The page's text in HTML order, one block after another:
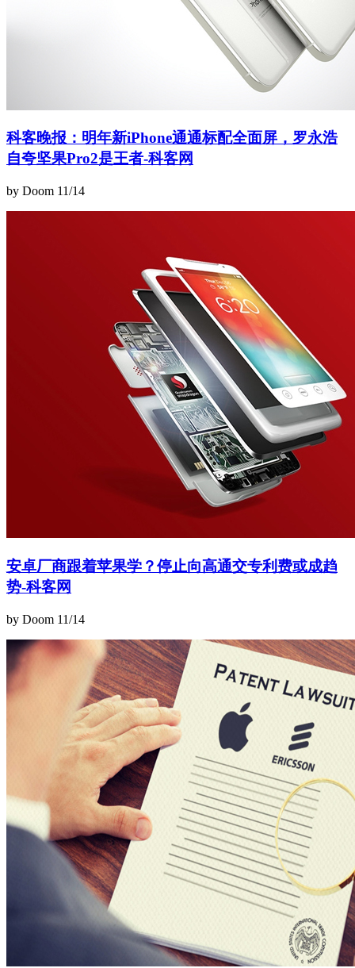
科客晚报：明年新iPhone通通标配全面屏，罗永浩
自夸坚果Pro2是王者-科客网
by Doom 11/14
安卓厂商跟着苹果学？停止向高通交专利费或成趋
势-科客网
by Doom 11/14